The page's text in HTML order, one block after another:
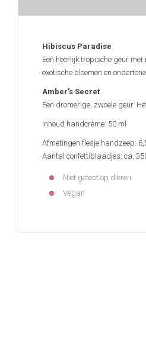
Hibiscus Paradise
Een heerlijk tropische geur
exotische bloemen en
Amber's Secret
Een dromerige, zwoele geur.
Inhoud handcrème: 50 ml
Afmetingen flesje handzeep:
Aantal confettiblaadjes: ca.
Niet getest op dieren
Vegan